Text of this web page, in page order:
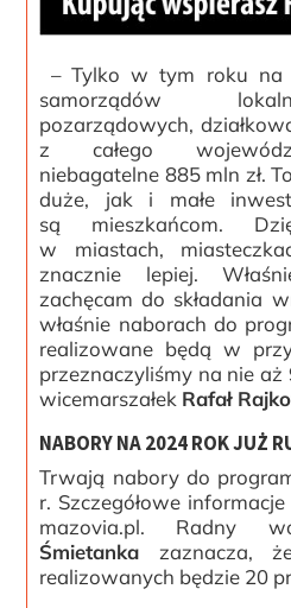
– Tylko w tym roku na
samorządów
pozarządowych,
z całego
niebagatelne 885 mln zł.
duże, jak i małe
są mieszkańcom.
w miastach,
znacznie lepiej.
zachęcam do składania
właśnie naborach do
realizowane będą w
przeznaczyliśmy na nie aż
wicemarszałek Rafał
NABORY NA 2024 ROK JUŻ
Trwają nabory do
r. Szczegółowe
mazovia.pl. Radny
Śmietanka zaznacza,
realizowanych będzie 20